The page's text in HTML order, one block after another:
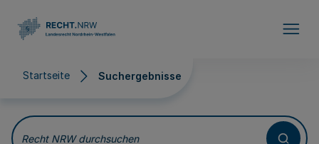
Startseite Suchergebnisse
Suchergebnisse